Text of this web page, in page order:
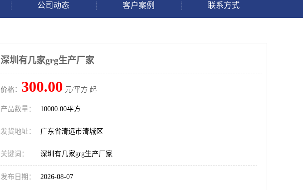
公司动态 客户案例 联系方式
深圳有几家grg生产厂家
价格： 300.00 元/平方 起
产品数量： 10000.00平方
发货地址： 广东省清远市清城区
关键词： 深圳有几家grg生产厂家
发布日期： 2026-08-07